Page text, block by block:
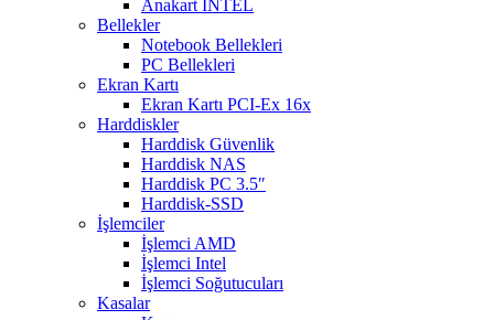
Anakart INTEL
Bellekler
Notebook Bellekleri
PC Bellekleri
Ekran Kartı
Ekran Kartı PCI-Ex 16x
Harddiskler
Harddisk Güvenlik
Harddisk NAS
Harddisk PC 3.5″
Harddisk-SSD
İşlemciler
İşlemci AMD
İşlemci Intel
İşlemci Soğutucuları
Kasalar